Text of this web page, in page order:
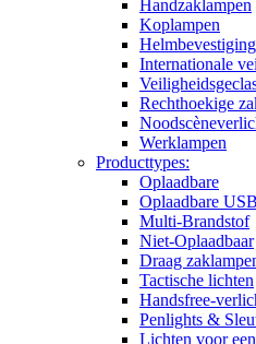
Handzaklampen
Koplampen
Helmbevestiging
Internationale
Rechthoekige
Werklampen
Producttypes:
Oplaadbare
Oplaadbare USB
Multi-Brandstof
Niet-Oplaadbaar
Draag
Tactische lichten
Handsfree-
Penlights &
Lichten voor